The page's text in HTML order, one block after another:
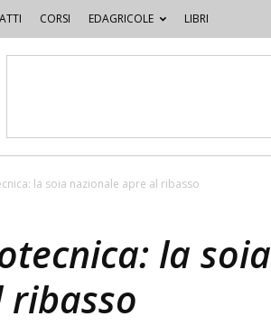
CORSI EDAGRICOLE LIBRI
la soia nazionale apre al ribasso
la soia